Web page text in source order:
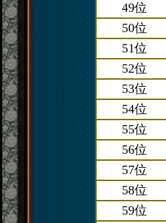
49位
50位
51位
52位
53位
54位
55位
56位
57位
58位
59位